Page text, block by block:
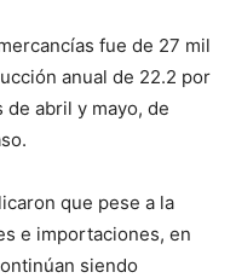
fue de 27 mil
anual de 22.2 por
de abril y mayo, de
que pese a la
e importaciones, en
siendo